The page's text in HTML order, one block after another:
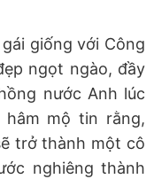
giống với Công
ngọt ngào, đầy
nước Anh lúc
hâm mộ tin rằng,
trở thành một cô
nghiêng thành